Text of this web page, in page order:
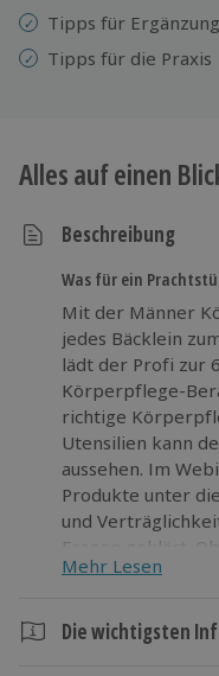
Tipps für
Tipps für die Praxis
Alles auf einen
Beschreibung
Was für ein
Mit der Männer
jedes Bäcklein
lädt der Profi zur
Körperpflege-
richtige
Utensilien kann
aussehen. Im
Produkte unter
und
Fragen geklärt.
den Bart wachsen
hilft dir weiter!
Mehr Lesen
Die wichtigsten